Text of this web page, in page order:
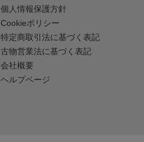
個人情報保護方針
Cookieポリシー
特定商取引法に基づく表記
古物営業法に基づく表記
会社概要
ヘルプページ